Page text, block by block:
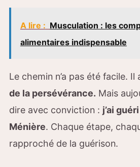
A lire : Musculation : les
alimentaires indispensable
Le chemin n’a pas été facile. Il
de la persévérance. Mais
dire avec conviction : j’ai
Ménière. Chaque étape,
rapproché de la guérison.